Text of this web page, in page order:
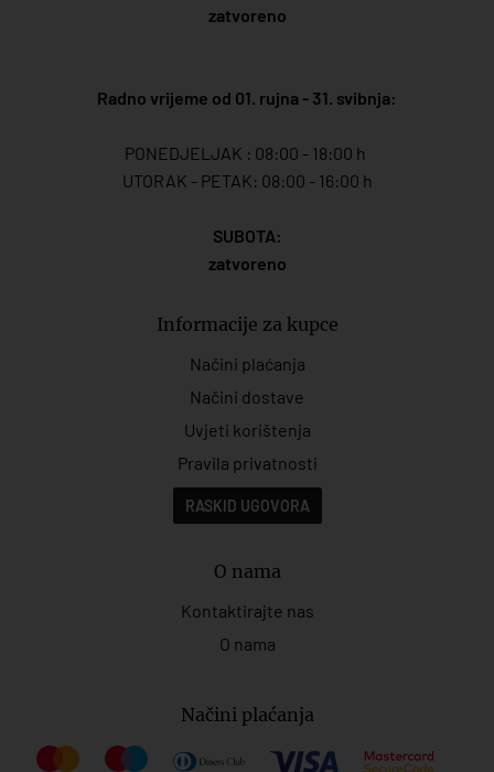
zatvoreno
Radno vrijeme od 01. rujna - 31. svibnja:
PONEDJELJAK : 08:00 - 18:00 h
UTORAK - PETAK: 08:00 - 16:00 h
SUBOTA:
zatvoreno
Informacije za kupce
Načini plaćanja
Načini dostave
Uvjeti korištenja
Pravila privatnosti
RASKID UGOVORA
O nama
Kontaktirajte nas
O nama
Načini plaćanja